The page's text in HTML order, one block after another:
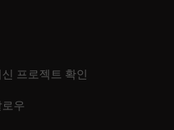
신 프로젝트 확인
로우